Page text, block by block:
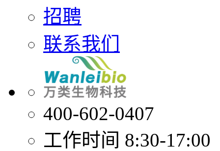
招聘
联系我们
400-602-0407
工作时间 8:30-17:00